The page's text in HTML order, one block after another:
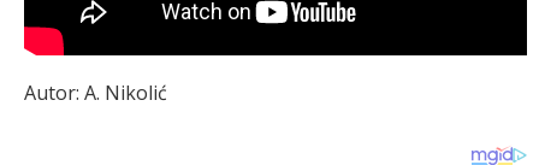
Autor: A. Nikolić